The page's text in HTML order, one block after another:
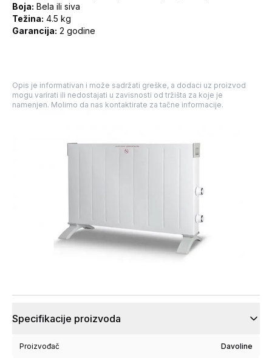
Boja: Bela ili siva
Težina: 4.5 kg
Garancija: 2 godine
Opis je informativan i može sadržati greške, a dodaci uz proizvod
mogu varirati ili nedostajati u zavisnosti od tržišta za koje je
namenjen. Molimo da nas kontaktirate za tačne informacije.
Specifikacije proizvoda
Proizvođač Davoline